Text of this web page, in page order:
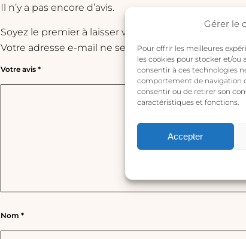
Gérer le
Pour offrir les meilleures
les cookies pour stocker et/ou
consentir à ces technologies
comportement de navigation
consentir ou de retirer son
caractéristiques et fonctions.
Accepter
Il n’y a pas encore d’avis.
Soyez le premier à laisser votre avis sur “ALOCASIA
Votre adresse e-mail ne sera pas publiée. Les
Votre avis *
Nom *